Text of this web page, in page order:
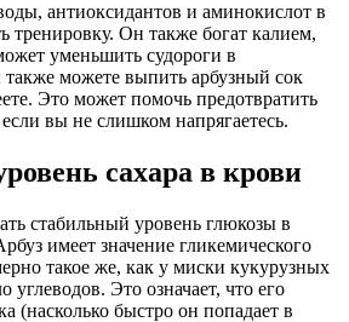
антиоксидантов и аминокислот в
тренировку. Он также богат калием,
уменьшить судороги в
можете выпить арбузный сок
Это может помочь предотвратить
вы не слишком напрягаетесь.
сахара в крови
стабильный уровень глюкозы в
имеет значение гликемического
такое же, как у миски кукурузных
Это означает, что его
(насколько быстро он попадает в